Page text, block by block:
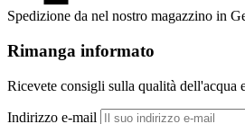
Spedizione da nel nostro magazzino in
Rimanga informato
Ricevete consigli sulla qualità dell'acqua
Indirizzo e-mail